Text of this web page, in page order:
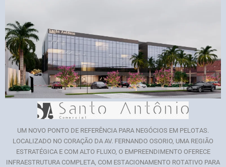
UM NOVO PONTO DE REFERÊNCIA PARA NEGÓCIOS EM PELOTAS.
LOCALIZADO NO CORAÇÃO DA AV. FERNANDO OSORIO, UMA REGIÃO
ESTRATÉGICA E COM ALTO FLUXO, O EMPREENDIMENTO OFERECE
INFRAESTRUTURA COMPLETA, COM ESTACIONAMENTO ROTATIVO PARA